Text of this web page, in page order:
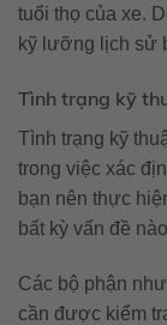
tuổi thọ của xe.
kỹ lưỡng lịch sử
Tình trạng kỹ
Tình trạng kỹ
trong việc xác
bạn nên thực
bất kỳ vấn đề
Các bộ phận
cần được kiểm